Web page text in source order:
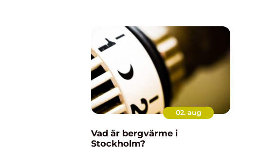
02. aug
Vad är bergvärme i
Stockholm?